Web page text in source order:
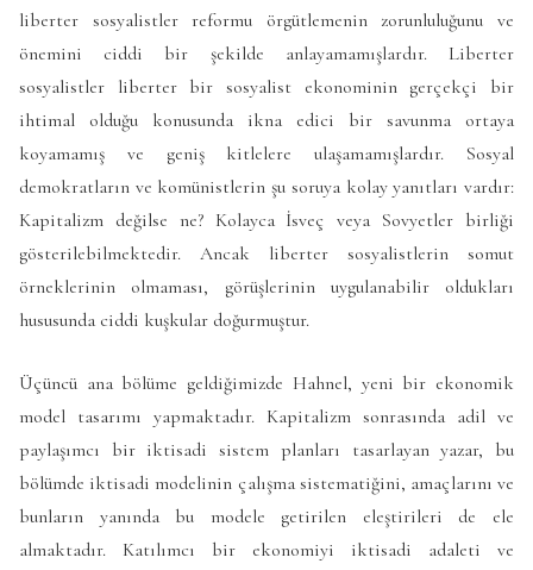
liberter sosyalistler reformu örgütlemenin zorunluluğunu ve
önemini ciddi bir şekilde anlayamamışlardır. Liberter
sosyalistler liberter bir sosyalist ekonominin gerçekçi bir
ihtimal olduğu konusunda ikna edici bir savunma ortaya
koyamamış ve geniş kitlelere ulaşamamışlardır. Sosyal
demokratların ve komünistlerin şu soruya kolay yanıtları vardır:
Kapitalizm değilse ne? Kolayca İsveç veya Sovyetler birliği
gösterilebilmektedir. Ancak liberter sosyalistlerin somut
örneklerinin olmaması, görüşlerinin uygulanabilir oldukları
hususunda ciddi kuşkular doğurmuştur.
Üçüncü ana bölüme geldiğimizde Hahnel, yeni bir ekonomik
model tasarımı yapmaktadır. Kapitalizm sonrasında adil ve
paylaşımcı bir iktisadi sistem planları tasarlayan yazar, bu
bölümde iktisadi modelinin çalışma sistematiğini, amaçlarını ve
bunların yanında bu modele getirilen eleştirileri de ele
almaktadır. Katılımcı bir ekonomiyi iktisadi adaleti ve